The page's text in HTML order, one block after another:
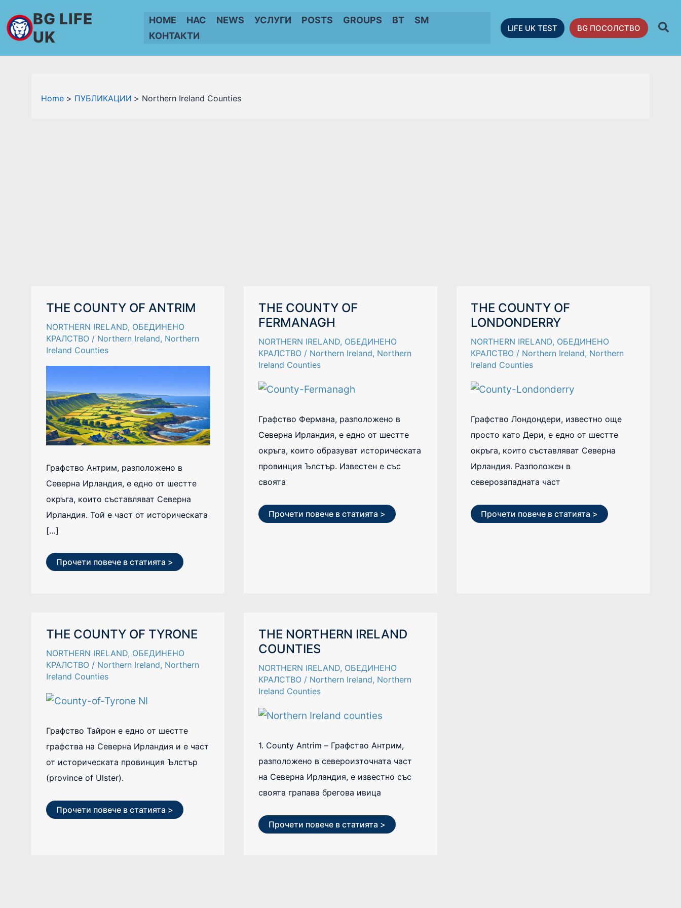
to
content
BG LIFE
UK
HOME НАС NEWS УСЛУГИ POSTS GROUPS BT
SM
КОНТАКТИ
LIFE UK TEST BG ПОСОЛСТВО
Home ПУБЛИКАЦИИ Northern Ireland Counties
THE COUNTY OF ANTRIM
NORTHERN IRELAND, ОБЕДИНЕНО
КРАЛСТВО/ Northern Ireland, Northern
Ireland Counties
Графство Антрим, разположено в
Северна Ирландия, е едно от шестте
окръга, които съставляват Северна
Ирландия. Той е част от историческата
[…]
THE
COUNTY
ANTRIM
Прочети повече в статията >
THE COUNTY OF
FERMANAGH
NORTHERN IRELAND, ОБЕДИНЕНО
КРАЛСТВО/ Northern Ireland, Northern
Ireland Counties
Графство Фермана, разположено в
Северна Ирландия, е едно от шестте
окръга, които образуват историческата
провинция Ълстър. Известен е със
своята
THE
COUNTY
OF
FERMANAGH
Прочети повече в статията >
THE COUNTY OF
LONDONDERRY
NORTHERN IRELAND, ОБЕДИНЕНО
КРАЛСТВО / Northern Ireland, Northern
Ireland Counties
Графство Лондондери, известно още
просто като Дери, е едно от шестте
окръга, които съставляват Северна
Ирландия. Разположен в
северозападната част
THE
COUNTY
OF
LONDONDERRY
Прочети повече в статията >
THE COUNTY OF TYRONE
NORTHERN IRELAND, ОБЕДИНЕНО
КРАЛСТВО/ Northern Ireland, Northern
Ireland Counties
Графство Тайрон е едно от шестте
графства на Северна Ирландия и е част
от историческата провинция Ълстър
(province of Ulster).
THE
COUNTY
TYRONE
Прочети повече в статията >
THE NORTHERN IRELAND
COUNTIES
NORTHERN IRELAND, ОБЕДИНЕНО
КРАЛСТВО/ Northern Ireland, Northern
Ireland Counties
1. County Antrim – Графство Антрим,
разположено в североизточната част
на Северна Ирландия, е известно със
своята грапава брегова ивица
THE
NORTHERN
IRELAND
COUNTIES
Прочети повече в статията >